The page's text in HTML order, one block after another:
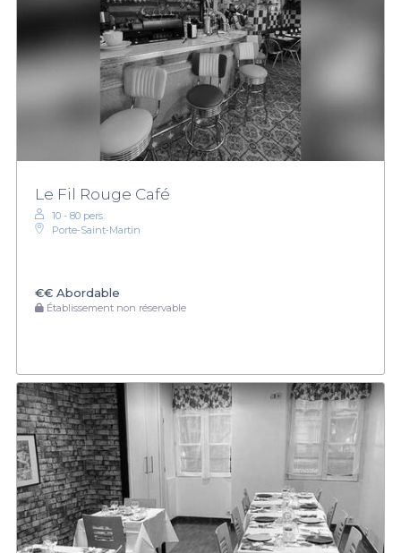
Le Fil Rouge Café
10 - 80 pers.
Porte‑Saint‑Martin
€€ Abordable
Établissement non réservable